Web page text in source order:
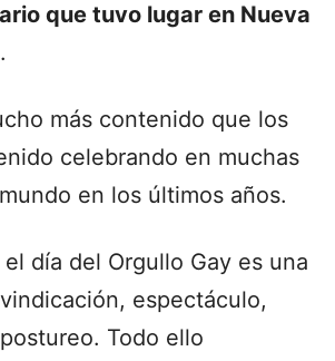
que tuvo lugar en Nueva
.
más contenido que los
celebrando en muchas
en los últimos años.
día del Orgullo Gay es una
espectáculo,
Todo ello